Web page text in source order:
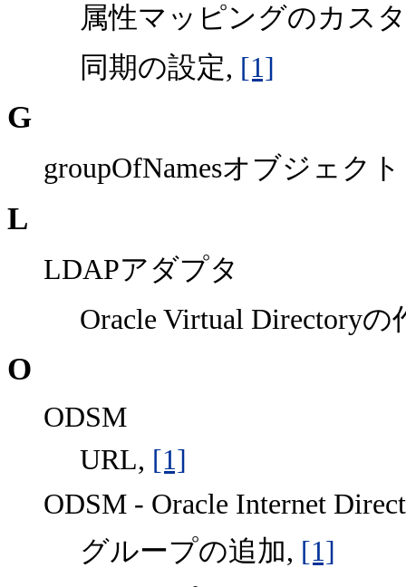
属性マッピングのカス
同期の設定, [1]
G
groupOfNamesオブジェク
L
LDAPアダプタ
Oracle Virtual Directoryの
O
ODSM
URL, [1]
ODSM - Oracle Internet
グループの追加, [1]